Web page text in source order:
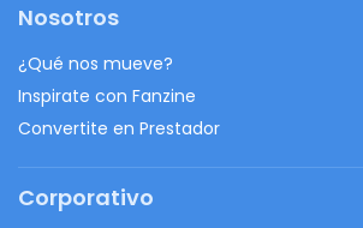
Nosotros
¿Qué nos mueve?
Inspirate con Fanzine
Convertite en Prestador
Corporativo